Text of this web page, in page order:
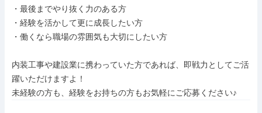
・最後までやり抜く力のある方
・経験を活かして更に成長したい方
・働くなら職場の雰囲気も大切にしたい方
内装工事や建設業に携わっていた方であれば、即戦力としてご活
躍いただけますよ！
未経験の方も、経験をお持ちの方もお気軽にご応募ください♪